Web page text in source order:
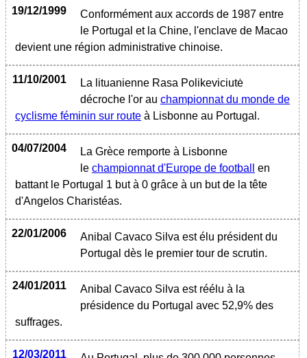
19/12/1999
Conformément aux accords de 1987 entre
le Portugal et la Chine, l'enclave de Macao
devient une région administrative chinoise.
11/10/2001
La lituanienne Rasa Polikeviciutė
décroche l'or au championnat du monde de
cyclisme féminin sur route à Lisbonne au Portugal.
04/07/2004
La Grèce remporte à Lisbonne
le championnat d'Europe de football
en
battant le Portugal 1 but à 0 grâce à un but de la tête
d'Angelos Charistéas.
22/01/2006
Anibal Cavaco Silva est élu président du
Portugal dès le premier tour de scrutin.
24/01/2011
Anibal Cavaco Silva est réélu à la
présidence du Portugal avec 52,9% des
suffrages.
12/03/2011